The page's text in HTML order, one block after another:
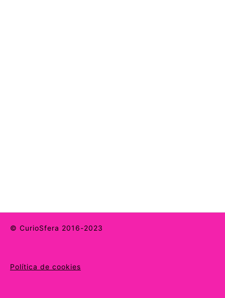
© CurioSfera 2016-2023
Política de cookies